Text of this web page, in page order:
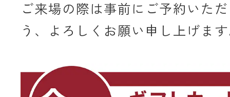
ご来場の際は事前にご予約いた
う、よろしくお願い申し上げま